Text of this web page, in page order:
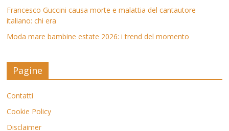
Francesco Guccini causa morte e malattia del cantautore
italiano: chi era
Moda mare bambine estate 2026: i trend del momento
Pagine
Contatti
Cookie Policy
Disclaimer